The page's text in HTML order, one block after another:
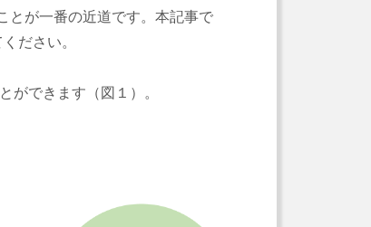
とが一番の近道です。本記事で
ださい。
ができます（図１）。